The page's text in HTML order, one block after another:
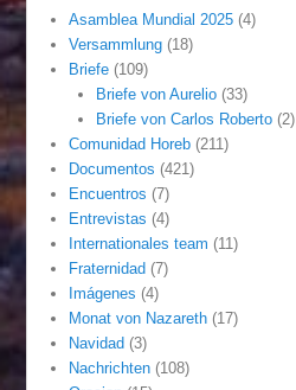
Asamblea Mundial 2025 (4)
Versammlung (18)
Briefe (109)
Briefe von Aurelio(33)
Briefe von Carlos Roberto(2)
Comunidad Horeb (211)
Documentos (421)
Encuentros (7)
Entrevistas (4)
Internationales team (11)
Fraternidad (7)
Imágenes (4)
Monat von Nazareth (17)
Navidad (3)
Nachrichten (108)